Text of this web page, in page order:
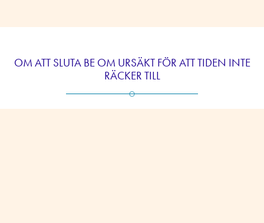
OM ATT SLUTA BE OM URSÄKT FÖR ATT TIDEN INTE
RÄCKER TILL